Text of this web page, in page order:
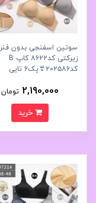
سوتین اسفنجی بدون فنر
زیرکتی کد۸۶۲۲ کاپ B
کد۲۰۲۵۸۶👙پک6 تايی
2,190,000 تومان
خرید